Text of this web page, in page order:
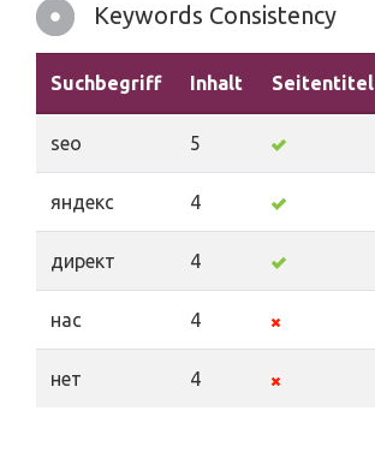
Keywords Consistency
Suchbegriff Inhalt Seitentitel
seo 5
яндекс 4
директ 4
нас 4
нет 4